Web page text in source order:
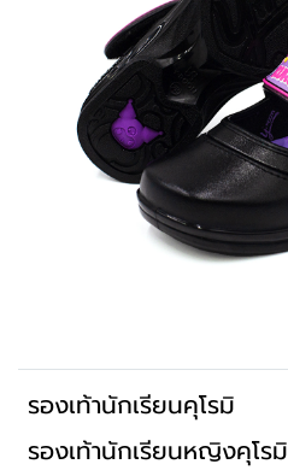
รองเท้านักเรียนคุโรมิ
รองเท้านักเรียนหญิงคุโรมิ